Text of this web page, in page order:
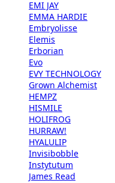
EMI JAY
EMMA HARDIE
Embryolisse
Elemis
Erborian
Evo
EVY TECHNOLOGY
Grown Alchemist
HEMPZ
HISMILE
HOLIFROG
HURRAW!
HYALULIP
Invisibobble
Instytutum
James Read